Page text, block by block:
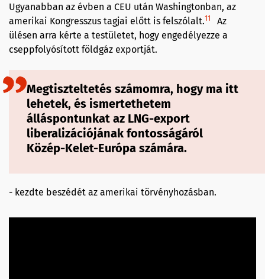
Ugyanabban az évben a CEU után Washingtonban, az
amerikai Kongresszus tagjai előtt is felszólalt.11
Az
ülésen arra kérte a testületet, hogy engedélyezze a
cseppfolyósított földgáz exportját.
Megtiszteltetés számomra, hogy ma itt
lehetek, és ismertethetem
álláspontunkat az LNG-export
liberalizációjának fontosságáról
Közép-Kelet-Európa számára.
- kezdte beszédét az amerikai törvényhozásban.